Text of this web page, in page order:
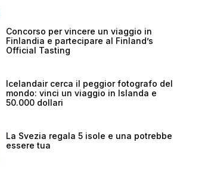
Concorso per vincere un viaggio in
Finlandia e partecipare al Finland’s
Official Tasting
Icelandair cerca il peggior fotografo del
mondo: vinci un viaggio in Islanda e
50.000 dollari
La Svezia regala 5 isole e una potrebbe
essere tua